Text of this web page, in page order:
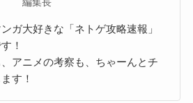
編集長
ガ大好きな「ネトゲ攻略速報」
！
アニメの考察も、ちゃーんとチ
す！